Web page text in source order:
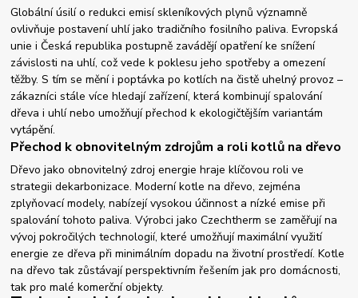
Globální úsilí o redukci emisí skleníkových plynů významně
ovlivňuje postavení uhlí jako tradičního fosilního paliva. Evropská
unie i Česká republika postupně zavádějí opatření ke snížení
závislosti na uhlí, což vede k poklesu jeho spotřeby a omezení
těžby. S tím se mění i poptávka po kotlích na čistě uhelný provoz –
zákazníci stále více hledají zařízení, která kombinují spalování
dřeva i uhlí nebo umožňují přechod k ekologičtějším variantám
vytápění.
Přechod k obnovitelným zdrojům a roli kotlů na dřevo
Dřevo jako obnovitelný zdroj energie hraje klíčovou roli ve
strategii dekarbonizace. Moderní kotle na dřevo, zejména
zplyňovací modely, nabízejí vysokou účinnost a nízké emise při
spalování tohoto paliva. Výrobci jako Czechtherm se zaměřují na
vývoj pokročilých technologií, které umožňují maximální využití
energie ze dřeva při minimálním dopadu na životní prostředí. Kotle
na dřevo tak zůstávají perspektivním řešením jak pro domácnosti,
tak pro malé komerční objekty.